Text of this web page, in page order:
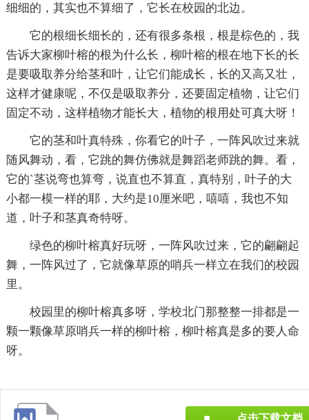
细细的，其实也不算细了，它长在校园的北边。
它的根细长细长的，还有很多条根，根是棕色的，我
告诉大家柳叶榕的根为什么长，柳叶榕的根在地下长的长
是要吸取养分给茎和叶，让它们能成长，长的又高又壮，
这样才健康呢，不仅是吸取养分，还要固定植物，让它们
固定不动，这样植物才能长大，植物的根用处可真大呀！
它的茎和叶真特殊，你看它的叶子，一阵风吹过来就
随风舞动，看，它跳的舞仿佛就是舞蹈老师跳的舞。看，
它的`茎说弯也算弯，说直也不算直，真特别，叶子的大
小都一模一样的耶，大约是10厘米吧，嘻嘻，我也不知
道，叶子和茎真奇特呀。
绿色的柳叶榕真好玩呀，一阵风吹过来，它的翩翩起
舞，一阵风过了，它就像草原的哨兵一样立在我们的校园
里。
校园里的柳叶榕真多呀，学校北门那整整一排都是一
颗一颗像草原哨兵一样的柳叶榕，柳叶榕真是多的要人命
呀。